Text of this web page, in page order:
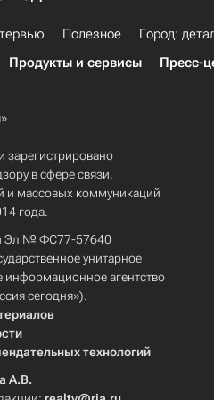
Полезное
Город:
Продукты и сервисы Пресс-
зарегистрировано
в сфере связи,
и массовых коммуникаций
года.
Эл № ФС77-57640
унитарное
агентство
сегодня»).
технологий
А.В.